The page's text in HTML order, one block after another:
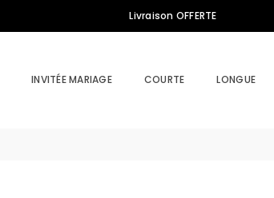
Livraison OFFERTE
INVITÉE MARIAGE COURTE LONGUE